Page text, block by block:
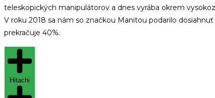
teleskopických manipulátorov a dnes vyrába okrem
V roku 2018 sa nám so značkou Manitou podarilo
prekračuje 40%.
Hitachi